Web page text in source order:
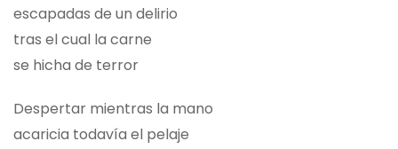
escapadas de un delirio
tras el cual la carne
se hicha de terror
Despertar mientras la mano
acaricia todavía el pelaje